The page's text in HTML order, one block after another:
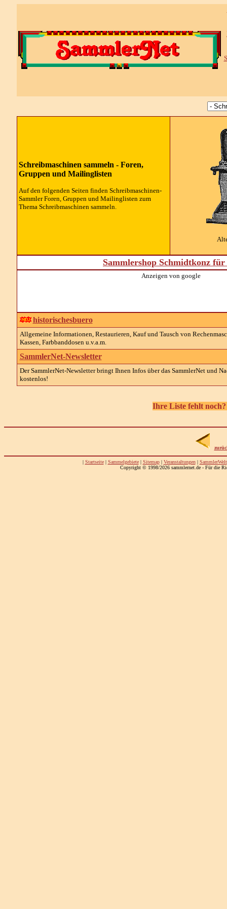
Schreibmaschinen sammeln - Foren,
Gruppen und Mailinglisten
Auf den folgenden Seiten finden Schreibmaschinen-
Sammler Foren, Gruppen und Mailinglisten zum
Thema Schreibmaschinen sammeln.
Sammlershop Schmidtkonz
Anzeigen von google
historischesbuero
Allgemeine Informationen, Restaurieren, Kauf und Tausch von
Kassen, Farbbanddosen u.v.a.m.
SammlerNet-Newsletter
Der SammlerNet-Newsletter bringt Ihnen Infos über das SammlerNet und
kostenlos!
Ihre Liste fehlt
| Startseite| Sammelgebiete| Sitemap| Veranstaltungen| SammlerWelt
Copyright © 1998/2026 sammlernet.de - Für die